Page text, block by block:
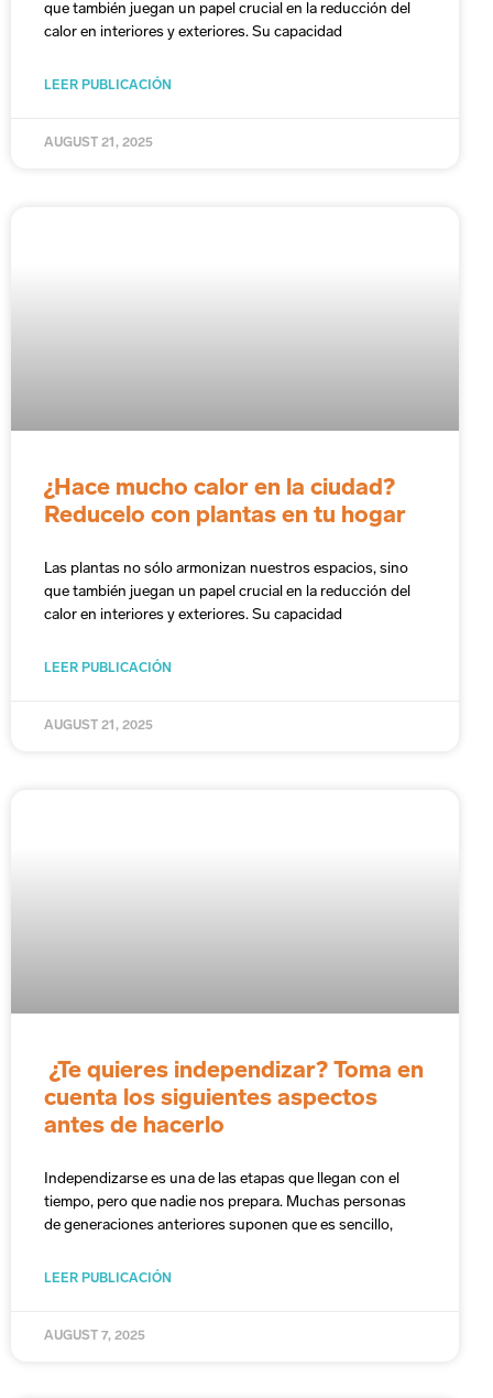
que también juegan un papel crucial en la reducción del
calor en interiores y exteriores. Su capacidad
LEER PUBLICACIÓN
AUGUST 21, 2025
¿Hace mucho calor en la ciudad?
Reducelo con plantas en tu hogar
Las plantas no sólo armonizan nuestros espacios, sino
que también juegan un papel crucial en la reducción del
calor en interiores y exteriores. Su capacidad
LEER PUBLICACIÓN
AUGUST 21, 2025
¿Te quieres independizar? Toma en
cuenta los siguientes aspectos
antes de hacerlo
Independizarse es una de las etapas que llegan con el
tiempo, pero que nadie nos prepara. Muchas personas
de generaciones anteriores suponen que es sencillo,
LEER PUBLICACIÓN
AUGUST 7, 2025